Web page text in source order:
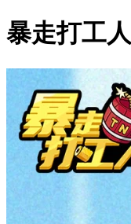
暴走打工人